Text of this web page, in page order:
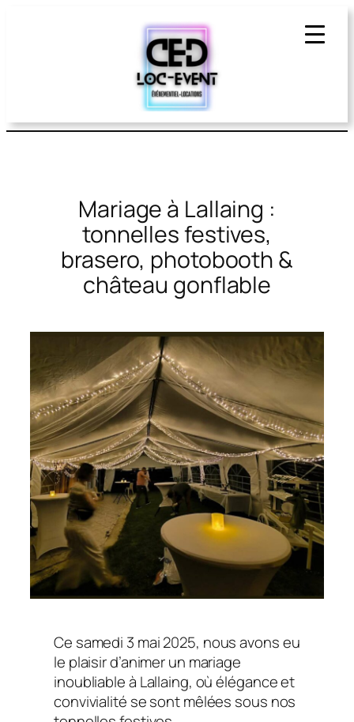
Mariage à Lallaing :
tonnelles festives,
brasero, photobooth &
château gonflable
Ce samedi 3 mai 2025, nous avons eu
le plaisir d’animer un mariage
inoubliable à Lallaing, où élégance et
convivialité se sont mêlées sous nos